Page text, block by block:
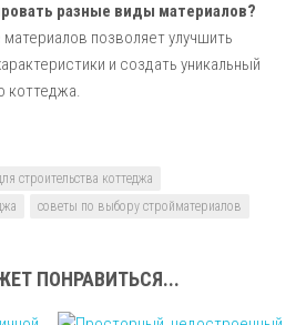
разные виды материалов?
позволяет улучшить
и создать уникальный
коттеджа.
строительства коттеджа
советы по выбору стройматериалов
ПОНРАВИТЬСЯ...